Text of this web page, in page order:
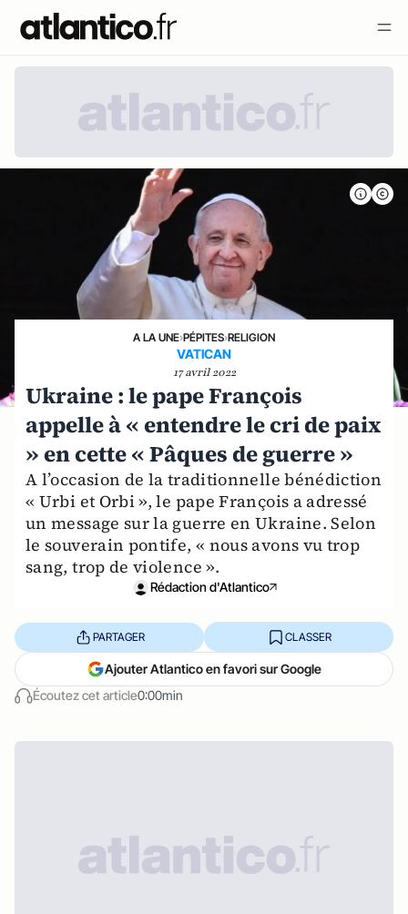
A LA UNE›PÉPITES›RELIGION
VATICAN
17 avril 2022
Ukraine : le pape François
appelle à « entendre le cri de paix
» en cette « Pâques de guerre »
A l’occasion de la traditionnelle bénédiction
« Urbi et Orbi », le pape François a adressé
un message sur la guerre en Ukraine. Selon
le souverain pontife, « nous avons vu trop
sang, trop de violence ».
Rédaction d'Atlantico
Écoutez cet article0:00min
PARTAGER CLASSER
Ajouter Atlantico en favori sur Google